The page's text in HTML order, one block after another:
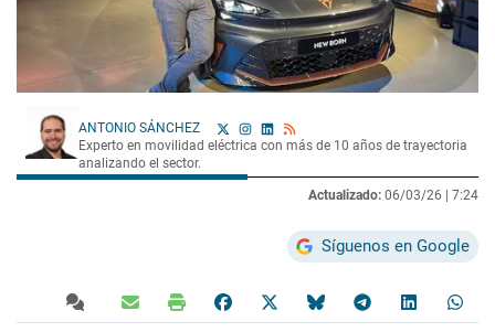
ANTONIO SÁNCHEZ
Experto en movilidad eléctrica con más de 10 años de trayectoria
analizando el sector.
Actualizado: 06/03/26 | 7:24
Síguenos en Google